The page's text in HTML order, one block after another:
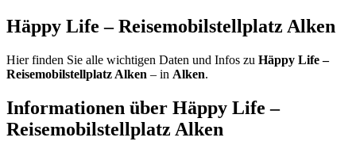
Häppy Life – Reisemobilstellplatz Alken
Hier finden Sie alle wichtigen Daten und Infos zu Häppy Life –
Reisemobilstellplatz Alken – in Alken.
Informationen über Häppy Life –
Reisemobilstellplatz Alken